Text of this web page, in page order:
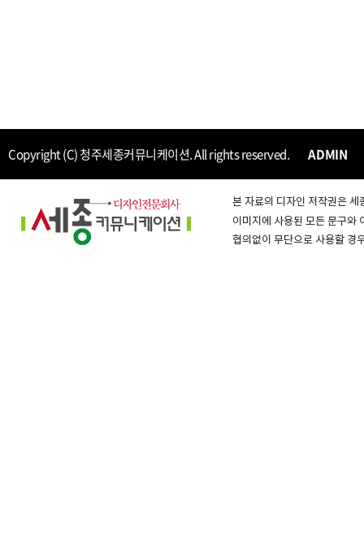
Copyright (C) 청주세종커뮤니케이션. All rights reserved. ADMIN